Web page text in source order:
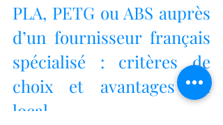
PLA, PETG ou ABS auprès
d’un fournisseur français
spécialisé : critères de
choix et avantages du
local.